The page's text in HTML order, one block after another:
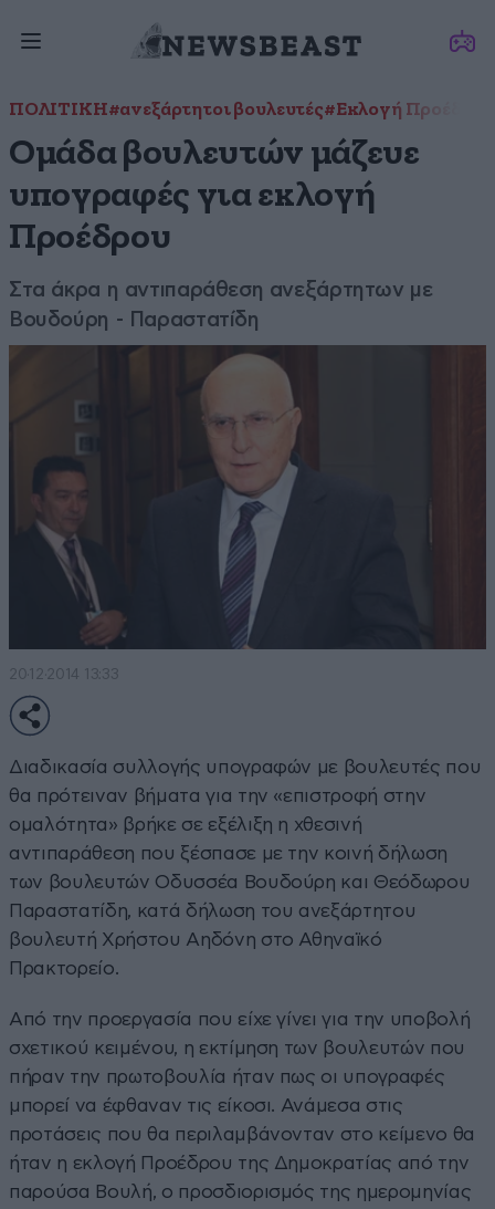
ΠΟΛΙΤΙΚΗ#ανεξάρτητοι βουλευτές#Εκλογή
Ομάδα βουλευτών μάζευε
υπογραφές για εκλογή
Προέδρου
Στα άκρα η αντιπαράθεση ανεξάρτητων με
Βουδούρη - Παραστατίδη
20·12·2014 13:33
Διαδικασία συλλογής υπογραφών με βουλευτές που
θα πρότειναν βήματα για την «επιστροφή στην
ομαλότητα» βρήκε σε εξέλιξη η χθεσινή
αντιπαράθεση που ξέσπασε με την κοινή δήλωση
των βουλευτών Οδυσσέα Βουδούρη και Θεόδωρου
Παραστατίδη, κατά δήλωση του ανεξάρτητου
βουλευτή Χρήστου Αηδόνη στο Αθηναϊκό
Πρακτορείο.
Από την προεργασία που είχε γίνει για την υποβολή
σχετικού κειμένου, η εκτίμηση των βουλευτών που
πήραν την πρωτοβουλία ήταν πως οι υπογραφές
μπορεί να έφθαναν τις είκοσι. Ανάμεσα στις
προτάσεις που θα περιλαμβάνονταν στο κείμενο θα
ήταν η εκλογή Προέδρου της Δημοκρατίας από την
παρούσα Βουλή, ο προσδιορισμός της ημερομηνίας